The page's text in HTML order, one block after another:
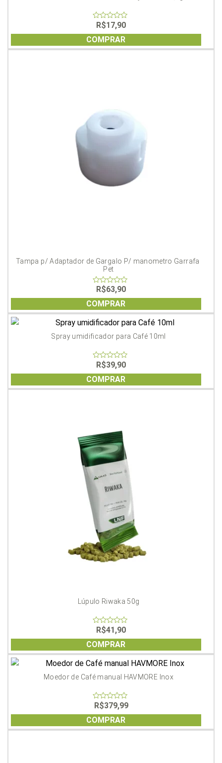
out
of
5
R$17,90
COMPRAR
Tampa p/ Adaptador de Gargalo P/ manometro Garrafa
Pet
of
5
R$63,90
COMPRAR
Spray umidificador para Café 10ml
of
5
R$39,90
COMPRAR
Lúpulo Riwaka 50g
of
5
R$41,90
COMPRAR
Moedor de Café manual HAVMORE Inox
0
out
of
5
R$379,99
COMPRAR